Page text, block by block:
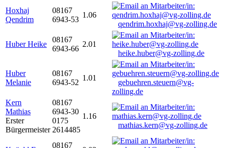
Hoxhaj
Qendrim
08167
6943-53
1.06
qendrim.hoxhaj@vg-zolling.de
Huber Heike
08167
6943-66
2.01
heike.huber@vg-zolling.de
Huber
Melanie
08167
6943-52
1.01
gebuehren.steuern@vg-
zolling.de
Kern
Mathias
Erster
Bürgermeister
08167
6943-30
0175
2614485
1.16
mathias.kern@vg-zolling.de
08167